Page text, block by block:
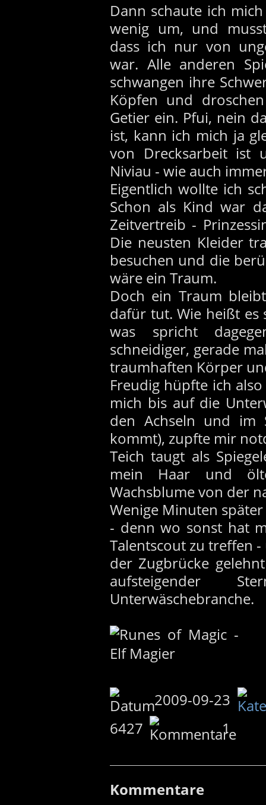
Dann schaute ich
wenig um, und
dass ich nur von
war. Alle anderen
schwangen ihre
Köpfen und
Getier ein. Pfui, nein
ist, kann ich mich ja
von Drecksarbeit ist
Niviau - wie auch
Eigentlich wollte ich
Schon als Kind war
Zeitvertreib -
Die neusten Kleider
besuchen und die
wäre ein Traum.
Doch ein Traum
dafür tut. Wie heißt es
was spricht
schneidiger, gerade
traumhaften Körper
Freudig hüpfte ich
mich bis auf die
den Achseln und im
kommt), zupfte mir
Teich taugt als
mein Haar und
Wachsblume von der
Wenige Minuten
- denn wo sonst hat
Talentscout zu treffen
der Zugbrücke
aufsteigender
Unterwäschebranche.
2009-09-23
6427
1
Kommentare